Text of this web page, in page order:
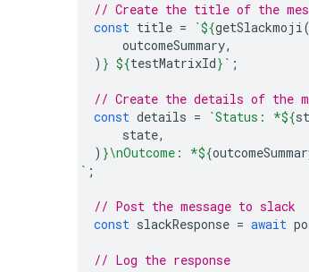
// Create the title of the
const title = `${getSlackmoji(
outcomeSummary,
) } ${testMatrixId} ` ;
// Create the details of the
const details = `Status: *${
state,
) }\nOutcome: *${
    `
;
// Post the message to slack
const slackResponse = await
// Log the response